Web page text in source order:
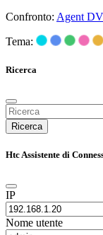
Confronto: Agent
Tema:
Ricerca
Ricerca
Htc Assistente di
IP
Nome utente